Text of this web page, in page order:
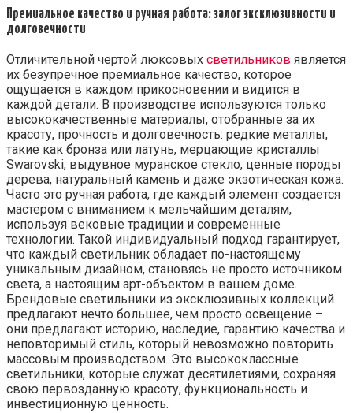
Премиальное качество и ручная работа: залог эксклюзивности и
долговечности
Отличительной чертой люксовых светильников является
их безупречное премиальное качество, которое
ощущается в каждом прикосновении и видится в
каждой детали. В производстве используются только
высококачественные материалы, отобранные за их
красоту, прочность и долговечность: редкие металлы,
такие как бронза или латунь, мерцающие кристаллы
Swarovski, выдувное муранское стекло, ценные породы
дерева, натуральный камень и даже экзотическая кожа.
Часто это ручная работа, где каждый элемент создается
мастером с вниманием к мельчайшим деталям,
используя вековые традиции и современные
технологии. Такой индивидуальный подход гарантирует,
что каждый светильник обладает по-настоящему
уникальным дизайном, становясь не просто источником
света, а настоящим арт-объектом в вашем доме.
Брендовые светильники из эксклюзивных коллекций
предлагают нечто большее, чем просто освещение –
они предлагают историю, наследие, гарантию качества и
неповторимый стиль, который невозможно повторить
массовым производством. Это высококлассные
светильники, которые служат десятилетиями, сохраняя
свою первозданную красоту, функциональность и
инвестиционную ценность.